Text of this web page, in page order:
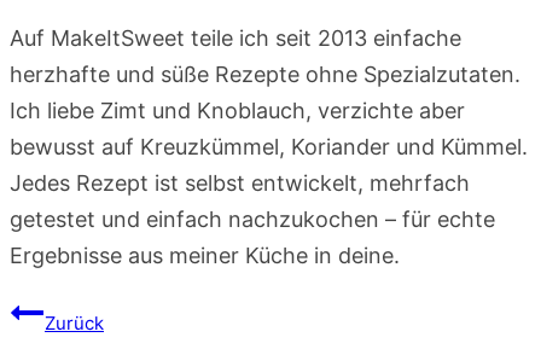
Auf MakeItSweet teile ich seit 2013 einfache
herzhafte und süße Rezepte ohne Spezialzutaten.
Ich liebe Zimt und Knoblauch, verzichte aber
bewusst auf Kreuzkümmel, Koriander und Kümmel.
Jedes Rezept ist selbst entwickelt, mehrfach
getestet und einfach nachzukochen – für echte
Ergebnisse aus meiner Küche in deine.
Beitragsnavigation
Zurück